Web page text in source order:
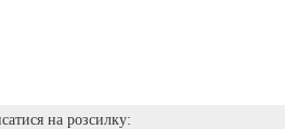
на розсилку: